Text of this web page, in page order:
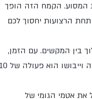
המסוע. הקמח הזה הופך
הרצועות יחסוך לכם
בין המקשים. עם הזמן,
את אטמי הגומי של